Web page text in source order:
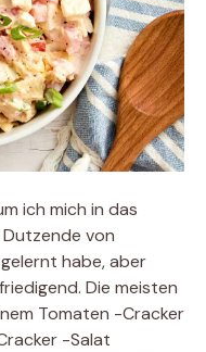
ich mich in das
von
habe, aber
Die meisten
Tomaten -Cracker
-Salat